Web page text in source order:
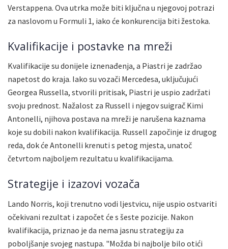
Verstappena. Ova utrka može biti ključna u njegovoj potrazi
za naslovom u Formuli 1, iako će konkurencija biti žestoka.
Kvalifikacije i postavke na mreži
Kvalifikacije su donijele iznenađenja, a Piastri je zadržao
napetost do kraja. Iako su vozači Mercedesa, uključujući
Georgea Russella, stvorili pritisak, Piastri je uspio zadržati
svoju prednost. Nažalost za Russell i njegov suigrač Kimi
Antonelli, njihova postava na mreži je narušena kaznama
koje su dobili nakon kvalifikacija. Russell započinje iz drugog
reda, dok će Antonelli krenuti s petog mjesta, unatoč
četvrtom najboljem rezultatu u kvalifikacijama.
Strategije i izazovi vozača
Lando Norris, koji trenutno vodi ljestvicu, nije uspio ostvariti
očekivani rezultat i započet će s šeste pozicije. Nakon
kvalifikacija, priznao je da nema jasnu strategiju za
poboljšanje svojeg nastupa. "Možda bi najbolje bilo otići